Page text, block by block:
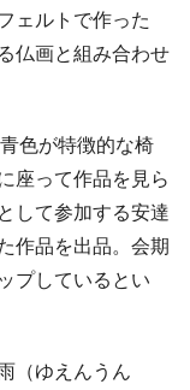
ェルトで作った
仏画と組み合わせ
色が特徴的な椅
座って作品を見ら
して参加する安達
作品を出品。会期
プしているとい
（ゆえんうん